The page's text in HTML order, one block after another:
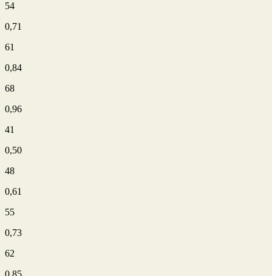
54
0,71
61
0,84
68
0,96
41
0,50
48
0,61
55
0,73
62
0,85